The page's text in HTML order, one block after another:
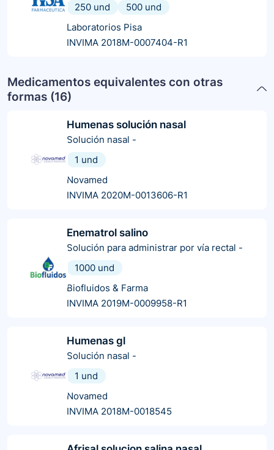
250 und
500 und
Laboratorios Pisa
INVIMA 2018M-0007404-R1
Medicamentos equivalentes con otras
formas (16)
Humenas solución nasal
Solución nasal -
1 und
Novamed
INVIMA 2020M-0013606-R1
Enematrol salino
Solución para administrar por vía rectal -
1000 und
Biofluidos & Farma
INVIMA 2019M-0009958-R1
Humenas gl
Solución nasal -
1 und
Novamed
INVIMA 2018M-0018545